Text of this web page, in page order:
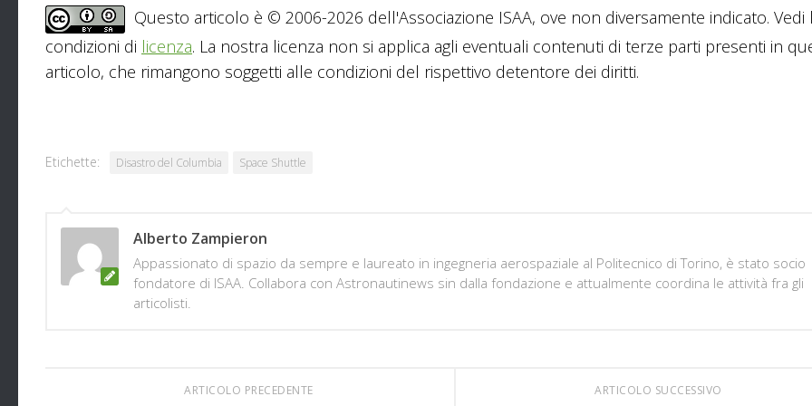
Questo articolo è © 2006-2026 dell'Associazione ISAA, ove non diversamente indicato. Vedi
condizioni di licenza. La nostra licenza non si applica agli eventuali contenuti di terze parti presenti in
articolo, che rimangono soggetti alle condizioni del rispettivo detentore dei diritti.
Etichette: Disastro del Columbia Space Shuttle
Alberto Zampieron
Appassionato di spazio da sempre e laureato in ingegneria aerospaziale al Politecnico di Torino, è stato socio
fondatore di ISAA. Collabora con Astronautinews sin dalla fondazione e attualmente coordina le attività fra gli
articolisti.
ARTICOLO SUCCESSIVO
ARTICOLO PRECEDENTE